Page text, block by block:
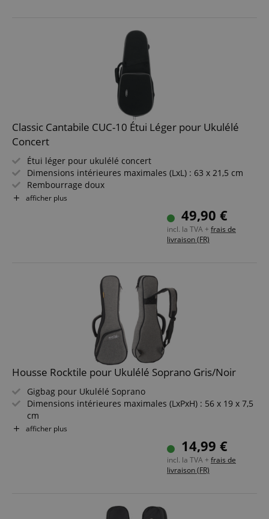
Classic Cantabile CUC-10 Étui Léger pour Ukulélé
Concert
Étui léger pour ukulélé concert
Dimensions intérieures maximales (LxL) : 63 x 21,5 cm
Rembourrage doux
Matière extérieure résistante à la déchirure, déperlante
afficher plus
49,90 €
incl. la TVA + frais de
livraison (FR)
Housse Rocktile pour Ukulélé Soprano Gris/Noir
Gigbag pour Ukulélé Soprano
Dimensions intérieures maximales (LxPxH) : 56 x 19 x 7,5
cm
Rembourrage de 1 cm d'épaisseur
Matériau extérieur déchirure-résistant et déperlant
Poche extérieure rembourrée pour accessoires
afficher plus
14,99 €
incl. la TVA + frais de
livraison (FR)